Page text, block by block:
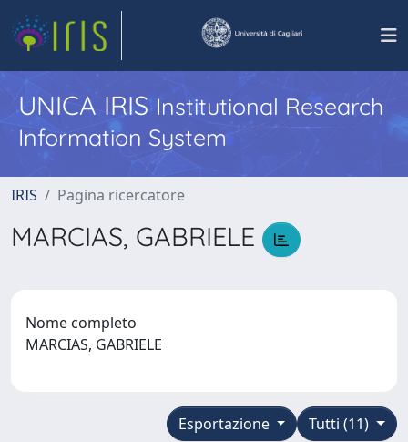
UNICA IRISInstitutional Research
Information System
IRIS Pagina ricercatore
MARCIAS, GABRIELE
Nome completo
MARCIAS, GABRIELE
Tutti (11)
Esportazione